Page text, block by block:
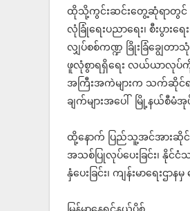
ထိုသို့ကွင်းဆင်းတွေ့ဆုံရာတွင် တာ
လုံခြုံရေးပညာရေး၊ စီးပွားရ
လျှပ်စစ်ကဏ္ဍ ခြိုးခြံချွေတာ
ဖူလုံစွာရရှိရေး လယ်ယာလုပ်ကို
အကြီးအကဲများက သက်ဆိုင်ရ
ချက်များအပေါ် မြို့နယ်စီမံ
ထို့နောက် ပြည်သူ့အင်အားဆိုင်ရာ
အသစ်ပြုလုပ်ပေးခြင်း၊ နိုင်ငံသ
နှံပေးခြင်း၊ ကျန်းမာရေးဌ